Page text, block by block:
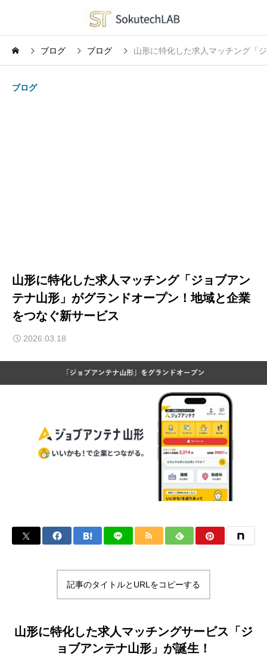
ブログ ブログ 山形に特化した求人マッチング「
ブログ
山形に特化した求人マッチング「ジョブアン
テナ山形」がグランドオープン！地域と企業
をつなぐ新サービス
2026.03.18
記事のタイトルとURLをコピーする
山形に特化した求人マッチングサービス「ジ
ョブアンテナ山形」が誕生！